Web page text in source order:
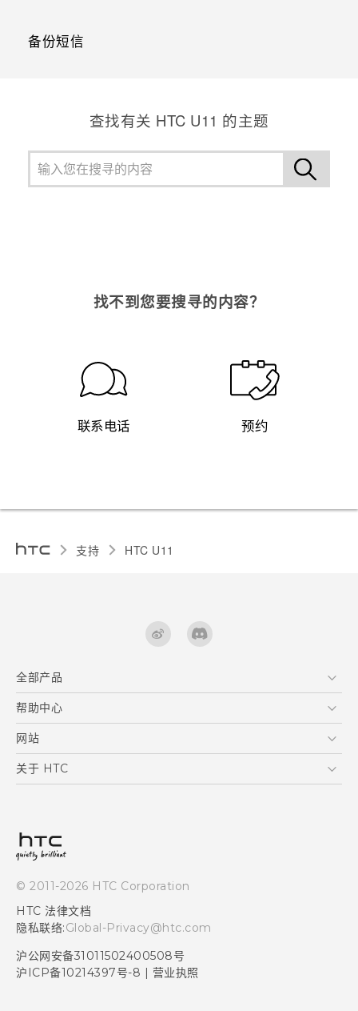
备份短信
查找有关 HTC U11 的主题
找不到您要搜寻的内容？
联系电话 预约
支持 HTC U11‎
全部产品
区块链智能手机
帮助中心
在线客服
产品保固说明
网站
HTC Dev
关于 HTC
投资人
产品安全
加入HTC
© 2011-2026 HTC Corporation
HTC 法律文档
隐私联络:Global-Privacy@htc.com
沪公网安备31011502400508号
沪ICP备10214397号-8 | 营业执照